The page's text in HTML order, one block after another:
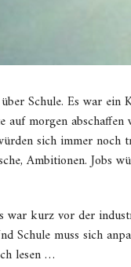
Schule. Es war
morgen
sich immer
Ambitionen. Jobs
kurz vor der
muss sich
lesen …